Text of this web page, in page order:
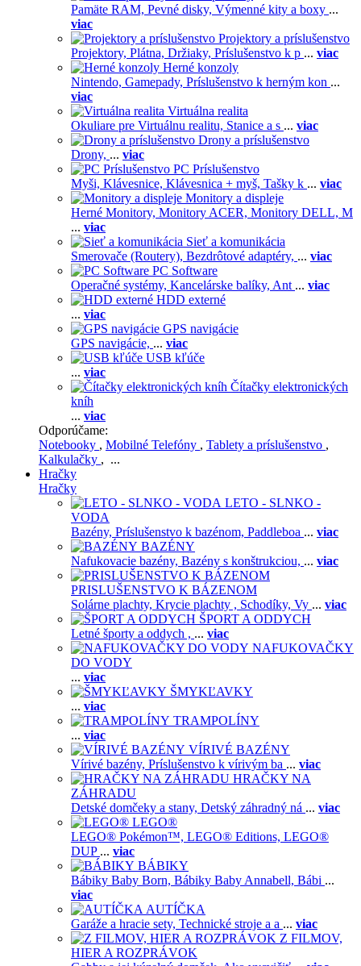
Pamäte RAM, Pevné disky, Výmenné kity a boxy ...
viac
Projektory a príslušenstvo
Projektory, Plátna, Držiaky, Príslušenstvo k p ... viac
Herné konzoly
Nintendo, Gamepady, Príslušenstvo k herným kon ...
viac
Virtuálna realita
Okuliare pre Virtuálnu realitu, Stanice a s ... viac
Drony a príslušenstvo
Drony, ... viac
PC Príslušenstvo
Myši, Klávesnice, Klávesnica + myš, Tašky k ... viac
Monitory a displeje
Herné Monitory, Monitory ACER, Monitory DELL, M
... viac
Sieť a komunikácia
Smerovače (Routery), Bezdrôtové adaptéry, ... viac
PC Software
Operačné systémy, Kancelárske balíky, Ant ... viac
HDD externé
... viac
GPS navigácie
GPS navigácie, ... viac
USB kľúče
... viac
Čítačky elektronických
kníh
... viac
Odporúčame:
Notebooky , Mobilné Telefóny , Tablety a príslušenstvo ,
Kalkulačky , ...
Hračky
Hračky
LETO - SLNKO -
VODA
Bazény, Príslušenstvo k bazénom, Paddleboa ... viac
BAZÉNY
Nafukovacie bazény, Bazény s konštrukciou, ... viac
PRISLUŠENSTVO K BÁZENOM
Solárne plachty, Krycie plachty , Schodíky, Vy ... viac
ŠPORT A ODDYCH
Letné športy a oddych , ... viac
NAFUKOVAČKY
DO VODY
... viac
ŠMYKĽAVKY
... viac
TRAMPOLÍNY
... viac
VÍRIVÉ BAZÉNY
Vírivé bazény, Príslušenstvo k vírivým ba ... viac
HRAČKY NA
ZÁHRADU
Detské domčeky a stany, Detský záhradný ná ... viac
LEGO®
LEGO® Pokémon™, LEGO® Editions, LEGO®
DUP ... viac
BÁBIKY
Bábiky Baby Born, Bábiky Baby Annabell, Bábi ...
viac
AUTÍČKA
Garáže a hracie sety, Technické stroje a a ... viac
Z FILMOV,
HIER A ROZPRÁVOK